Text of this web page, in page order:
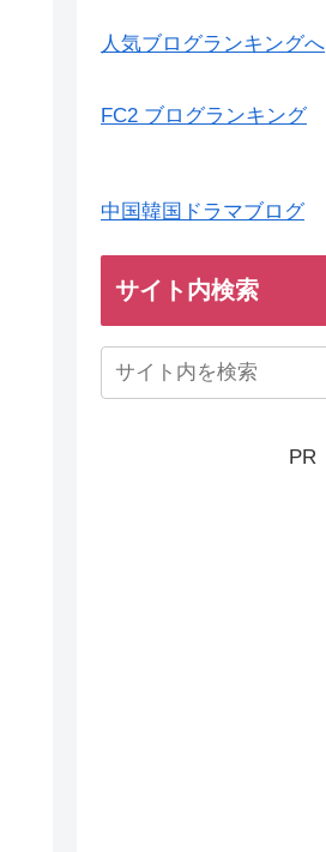
人気ブログランキングへ
FC2 ブログランキング
中国韓国ドラマブログ
サイト内検索
PR